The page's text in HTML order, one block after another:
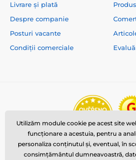
Livrare și plată
Despre companie
Posturi vacante
Condiții comerciale
Utilizăm module cookie pe acest site
funcționare a acestuia, pentru a
personaliza conținutul și, eventual, în
consimțământul dumneavoastră,